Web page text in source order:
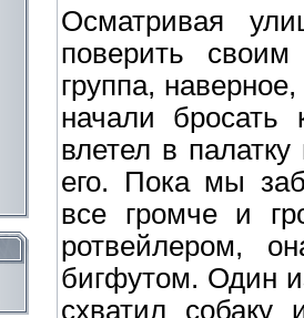
Осматривая
поверить
группа,
начали
влетел в
его. Пока мы
все громче и
ротвейлером,
бигфутом. Один
схватил